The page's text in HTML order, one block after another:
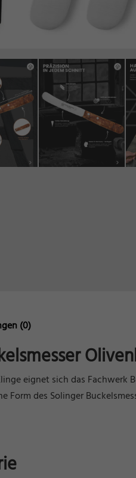
(0)
eignet sich das
Form des Solinger
Essenzielle
Marketing (2)
Marketing-Cookies
Werbung
Externe